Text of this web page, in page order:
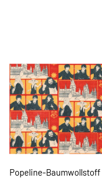
Popeline-Baumwollstoff